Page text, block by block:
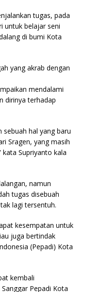
tugas, pada
untuk belajar seni
di bumi Kota
yang akrab dengan
mendalami
dirinya terhadap
sebuah hal yang baru
Sragen, yang masih
Supriyanto kala
namun
tugas disebuah
lagi tersentuh.
kesempatan untuk
juga bertindak
(Pepadi) Kota
kembali
Pepadi Kota